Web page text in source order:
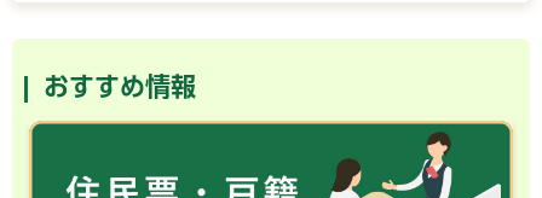
おすすめ情報